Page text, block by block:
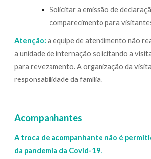
Solicitar a emissão de
comparecimento para
Atenção: a equipe de atendimento não
a unidade de internação solicitando a
para revezamento. A organização da
responsabilidade da família.
Acompanhantes
A troca de acompanhante não é
da pandemia da Covid-19.